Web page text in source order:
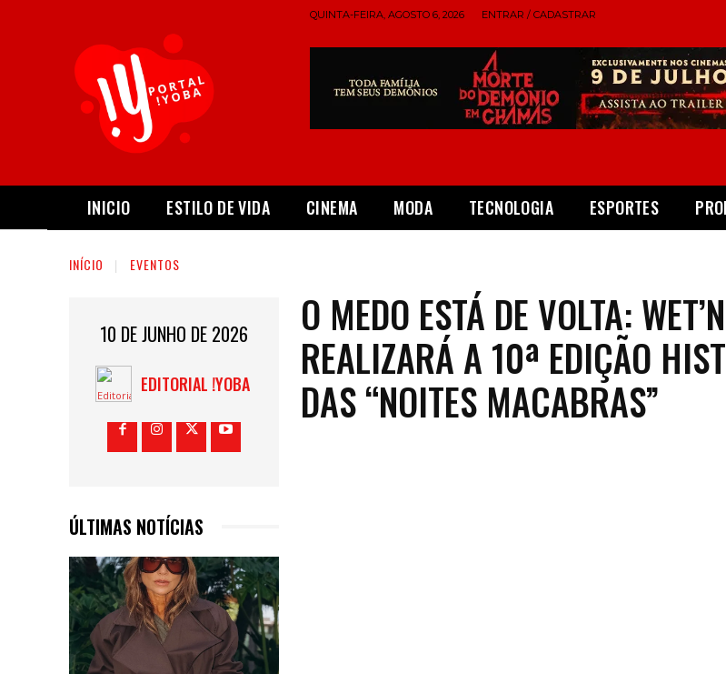
QUINTA-FEIRA, AGOSTO 6, 2026 ENTRAR / CADASTRAR
INICIO ESTILO DE VIDA CINEMA MODA TECNOLOGIA ESPORTES
INÍCIO EVENTOS
10 DE JUNHO DE 2026
EDITORIAL !YOBA
ÚLTIMAS NOTÍCIAS
O MEDO ESTÁ DE VOLTA:
REALIZARÁ A 10ª EDIÇÃO
DAS “NOITES MACABRAS”